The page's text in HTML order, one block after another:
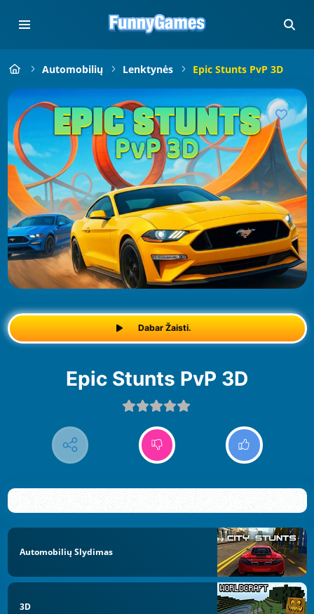
Automobilių Lenktynės Epic Stunts PvP 3D
Dabar Žaisti.
Epic Stunts PvP 3D
Automobilių Slydimas
3D